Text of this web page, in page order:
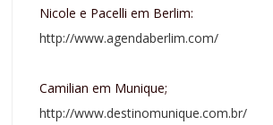
Nicole e Pacelli em Berlim:
http://www.agendaberlim.com/
Camilian em Munique;
http://www.destinomunique.com.br/